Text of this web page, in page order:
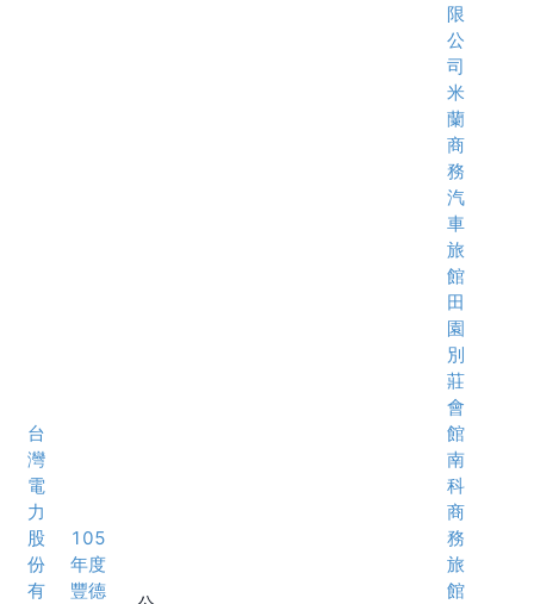
台
灣
電
力
股
份
有
105
年度
豐德
限
公
司
米
蘭
商
務
汽
車
旅
館
田
園
別
莊
會
館
南
科
商
務
旅
館